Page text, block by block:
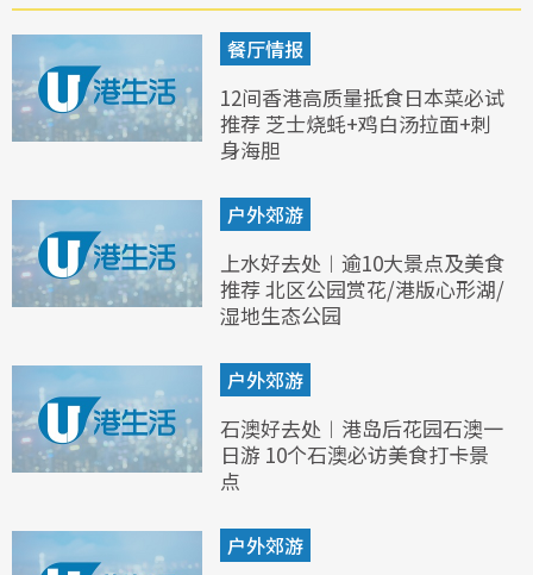
餐厅情报
12间香港高质量抵食日本菜必试
推荐 芝士烧蚝+鸡白汤拉面+刺
身海胆
户外郊游
上水好去处︱逾10大景点及美食
推荐 北区公园赏花/港版心形湖/
湿地生态公园
户外郊游
石澳好去处︱港岛后花园石澳一
日游 10个石澳必访美食打卡景
点
户外郊游